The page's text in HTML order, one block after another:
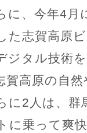
に、今年4月
た志賀高原
ジタル技術
賀高原の自
に2人は、群
に乗って爽